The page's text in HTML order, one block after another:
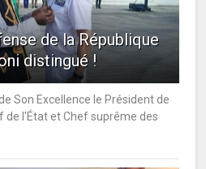
de la République
distingué !
Son Excellence le Président de
de l'État et Chef suprême des